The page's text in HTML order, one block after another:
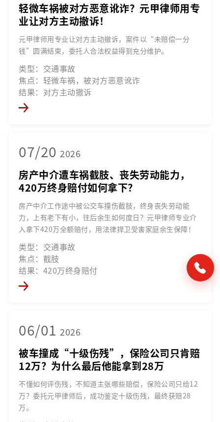
轻微车祸被对方恶意讹诈？元甲律师用专
业让对方主动撤诉！
元甲律师用专业让对方主动撤诉，案件以“未赔偿一分
钱”圆满结束，委托人合法权益得到充分维护。
类型：交通事故
焦点：轻微车祸，被对方恶意讹诈
结果：对方主动撤诉
07/20 2026
房产中介遭车祸截肢、丧失劳动能力，
420万终身赔付如何拿下？
房产中介工作途中被公交车撞伤截肢，终身丧失劳动能
力，上有老下有小，往后余生如何度日？元甲律师专业介
入拿下420万全额赔付，用法律捍卫受害家庭余生保障！
类型：交通事故
焦点：截肢
结果：420万终身赔付
06/01 2026
被车撞成“十级伤残”，保险公司只肯赔
12万？为什么最后他能拿到28万
不懂如何评伤残，不知道主张哪些赔偿，保险公司只给12
万？委托元甲律师后，成功鉴定十级伤残，最终获赔28
万。